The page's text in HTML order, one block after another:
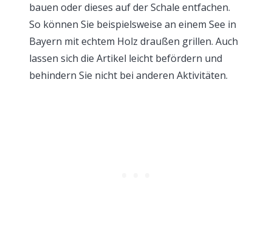
bauen oder dieses auf der Schale entfachen.
So können Sie beispielsweise an einem See in
Bayern mit echtem Holz draußen grillen. Auch
lassen sich die Artikel leicht befördern und
behindern Sie nicht bei anderen Aktivitäten.